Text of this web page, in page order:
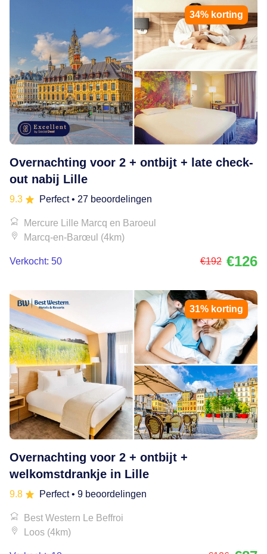
34% korting
Overnachting voor 2 + ontbijt + late check-
out nabij Lille
9.3 Perfect• 27 beoordelingen
Mercure Lille Marcq en Baroeul
Marcq-en-Barœul (4km)
Verkocht: 50 €192 €126
31% korting
Overnachting voor 2 + ontbijt +
welkomstdrankje in Lille
9.8 Perfect• 9 beoordelingen
Best Western Le Beffroi
Loos (4km)